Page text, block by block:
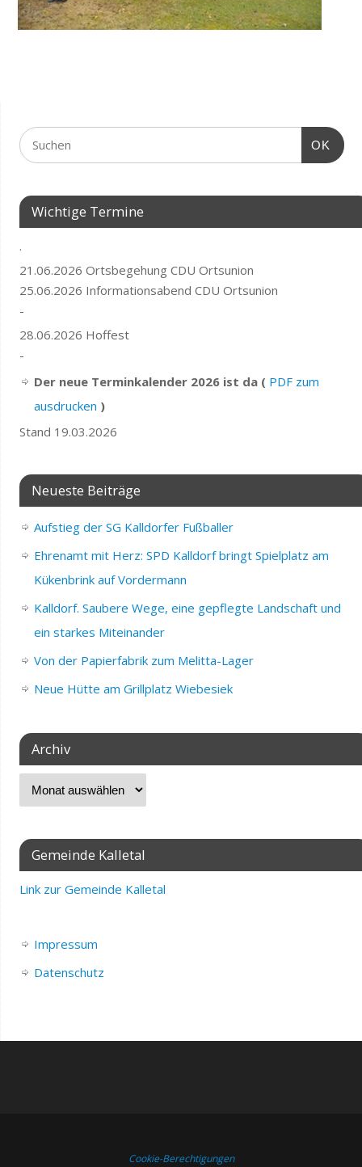
OK
Wichtige Termine
.
21.06.2026 Ortsbegehung CDU Ortsunion
25.06.2026 Informationsabend CDU Ortsunion
-
28.06.2026 Hoffest
-
Der neue Terminkalender 2026 ist da ( PDF zum
ausdrucken )
Stand 19.03.2026
Neueste Beiträge
Aufstieg der SG Kalldorfer Fußballer
Ehrenamt mit Herz: SPD Kalldorf bringt Spielplatz am
Kükenbrink auf Vordermann
Kalldorf. Saubere Wege, eine gepflegte Landschaft und
ein starkes Miteinander
Von der Papierfabrik zum Melitta-Lager
Neue Hütte am Grillplatz Wiebesiek
Archiv
Gemeinde Kalletal
Link zur Gemeinde Kalletal
Impressum
Datenschutz
Cookie-Berechtigungen